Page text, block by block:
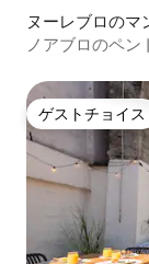
ヌーレブロのマ
ノアブロのペン
ゲストチョイス
ゲストチョイス